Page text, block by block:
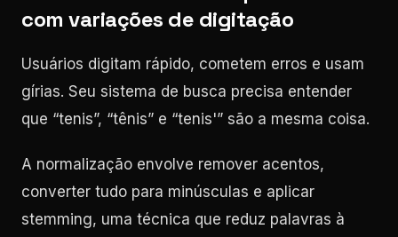
com variações de digitação
Usuários digitam rápido, cometem erros e usam
gírias. Seu sistema de busca precisa entender
que “tenis”, “tênis” e “tenis'” são a mesma coisa.
A normalização envolve remover acentos,
converter tudo para minúsculas e aplicar
stemming, uma técnica que reduz palavras à